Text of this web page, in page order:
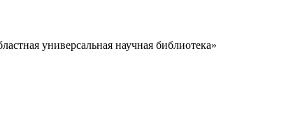
универсальная научная библиотека»